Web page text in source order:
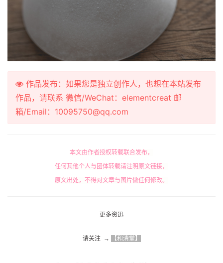
作品发布：如果您是独立创作人，也想在本站发布
作品，请联系 微信/WeChat：elementcreat 邮
箱/Email：10095750@qq.com
本文由作者授权转载联合发布，
任何其他个人与团体转载请注明原文链接，
原文出处，不得对文章与图片做任何修改。
更多资迅
请关注  → 【和清堂】